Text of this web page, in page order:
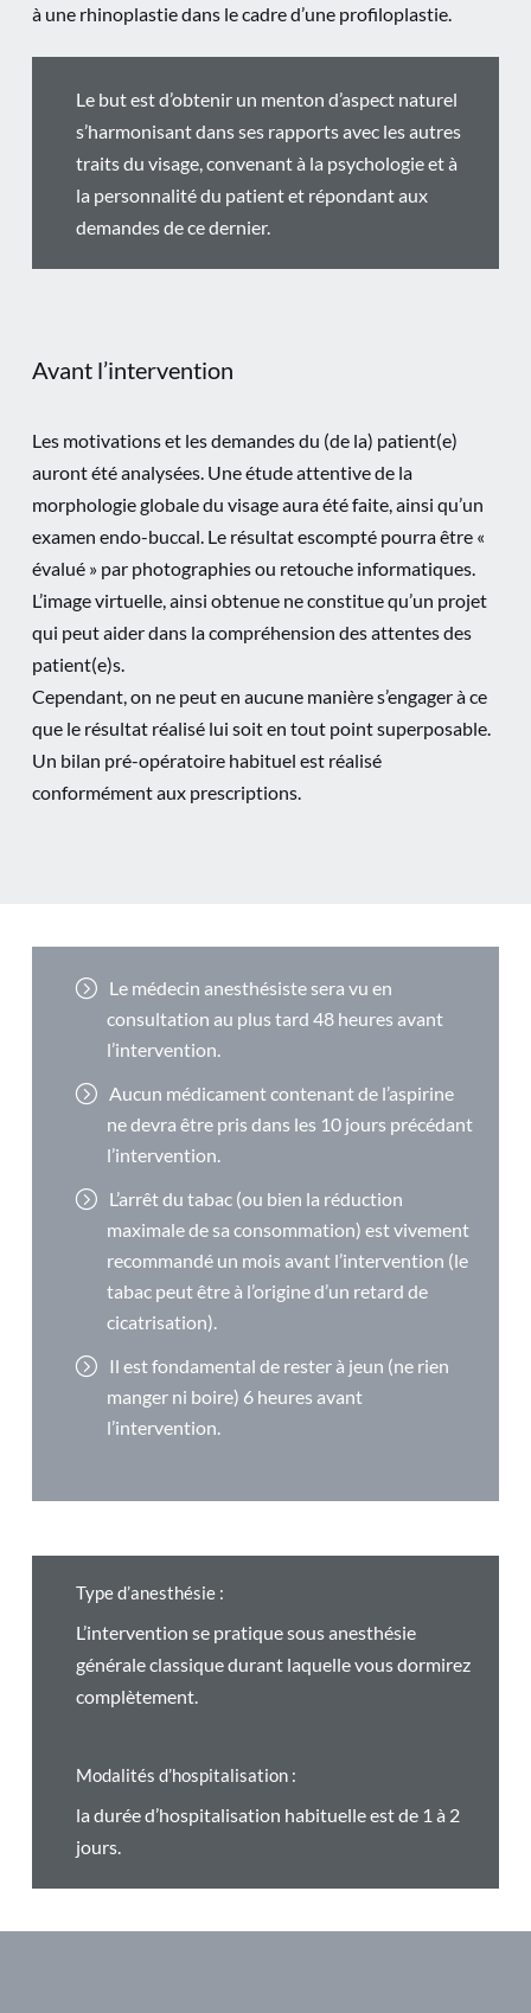
à une rhinoplastie dans le cadre d’une profiloplastie.
Le but est d’obtenir un menton d’aspect naturel
s’harmonisant dans ses rapports avec les autres
traits du visage, convenant à la psychologie et à
la personnalité du patient et répondant aux
demandes de ce dernier.
Avant l’intervention
Les motivations et les demandes du (de la) patient(e)
auront été analysées. Une étude attentive de la
morphologie globale du visage aura été faite, ainsi qu’un
examen endo-buccal. Le résultat escompté pourra être «
évalué » par photographies ou retouche informatiques.
L’image virtuelle, ainsi obtenue ne constitue qu’un projet
qui peut aider dans la compréhension des attentes des
patient(e)s.
Cependant, on ne peut en aucune manière s’engager à ce
que le résultat réalisé lui soit en tout point superposable.
Un bilan pré-opératoire habituel est réalisé
conformément aux prescriptions.
Le médecin anesthésiste sera vu en
consultation au plus tard 48 heures avant
l’intervention.
Aucun médicament contenant de l’aspirine
ne devra être pris dans les 10 jours précédant
l’intervention.
L’arrêt du tabac (ou bien la réduction
maximale de sa consommation) est vivement
recommandé un mois avant l’intervention (le
tabac peut être à l’origine d’un retard de
cicatrisation).
Il est fondamental de rester à jeun (ne rien
manger ni boire) 6 heures avant
l’intervention.
Type d’anesthésie :
L’intervention se pratique sous anesthésie
générale classique durant laquelle vous dormirez
complètement.
Modalités d’hospitalisation :
la durée d’hospitalisation habituelle est de 1 à 2
jours.